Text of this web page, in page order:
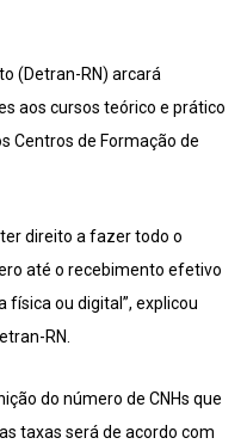
(Detran-RN) arcará
aos cursos teórico e prático
Centros de Formação de
direito a fazer todo o
até o recebimento efetivo
física ou digital”, explicou
RN.
do número de CNHs que
taxas será de acordo com